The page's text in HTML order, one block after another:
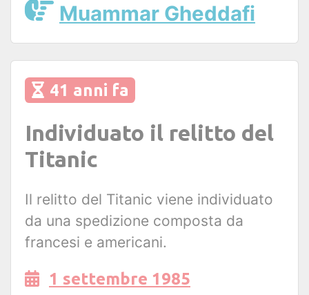
Muammar Gheddafi
41 anni fa
Individuato il relitto del
Titanic
Il relitto del Titanic viene individuato
da una spedizione composta da
francesi e americani.
1 settembre 1985